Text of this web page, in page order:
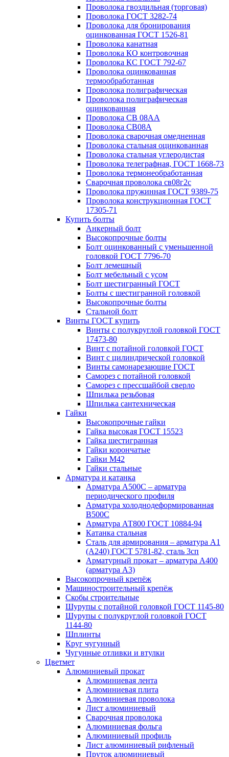
Проволока гвоздильная (торговая)
Проволока ГОСТ 3282-74
Проволока для бронирования
оцинкованная ГОСТ 1526-81
Проволока канатная
Проволока КО контровочная
Проволока КС ГОСТ 792-67
Проволока оцинкованная
термообработанная
Проволока полиграфическая
Проволока полиграфическая
оцинкованная
Проволока СВ 08АА
Проволока СВ08А
Проволока сварочная омедненная
Проволока стальная оцинкованная
Проволока стальная углеродистая
Проволока телеграфная, ГОСТ 1668-73
Проволока термонеобработанная
Сварочная проволока св08г2с
Проволока пружинная ГОСТ 9389-75
Проволока конструкционная ГОСТ
17305-71
Купить болты
Анкерный болт
Высокопрочные болты
Болт оцинкованный с уменьшенной
головкой ГОСТ 7796-70
Болт лемешный
Болт мебельный с усом
Болт шестигранный ГОСТ
Болты с шестигранной головкой
Высокопрочные болты
Стальной болт
Винты ГОСТ купить
Винты с полукруглой головкой ГОСТ
17473-80
Винт с потайной головкой ГОСТ
Винт с цилиндрической головкой
Винты самонарезающие ГОСТ
Саморез с потайной головкой
Саморез с прессшайбой сверло
Шпилька резьбовая
Шпилька сантехническая
Гайки
Высокопрочные гайки
Гайка высокая ГОСТ 15523
Гайка шестигранная
Гайки корончатые
Гайки М42
Гайки стальные
Арматура и катанка
Арматура А500С – арматура
периодического профиля
Арматура холоднодеформированная
В500С
Арматура АТ800 ГОСТ 10884-94
Катанка стальная
Сталь для армирования – арматура А1
(А240) ГОСТ 5781-82, сталь 3сп
Арматурный прокат – арматура А400
(арматура А3)
Высокопрочный крепёж
Машиностроительный крепёж
Скобы строительные
Шурупы с потайной головкой ГОСТ 1145-80
Шурупы с полукруглой головкой ГОСТ
1144-80
Шплинты
Круг чугунный
Чугунные отливки и втулки
Цветмет
Алюминиевый прокат
Алюминиевая лента
Алюминиевая плита
Алюминиевая проволока
Лист алюминиевый
Сварочная проволока
Алюминиевая фольга
Алюминиевый профиль
Лист алюминиевый рифленый
Пруток алюминиевый